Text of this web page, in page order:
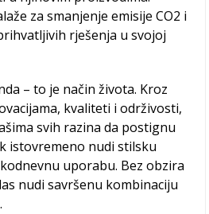
za smanjenje emisije CO2 i
rješenja u svojoj
– to je način života. Kroz
kvaliteti i održivosti,
svih razina da postignu
istovremeno nudi stilsku
uporabu. Bez obzira
nudi savršenu kombinaciju